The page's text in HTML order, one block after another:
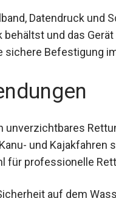
Datendruck und
und das
sichere Befestigung
unverzichtbares
und Kajakfahren
für professionelle
auf dem